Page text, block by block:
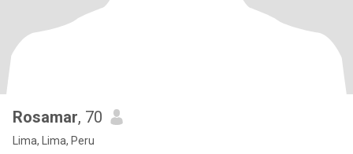
Rosamar, 70
Lima, Lima, Peru